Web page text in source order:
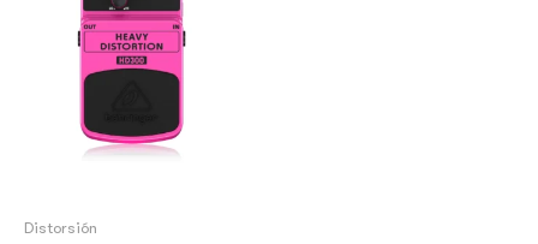
Distorsión